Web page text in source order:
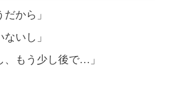
だから」
ないし」
、もう少し後で…」